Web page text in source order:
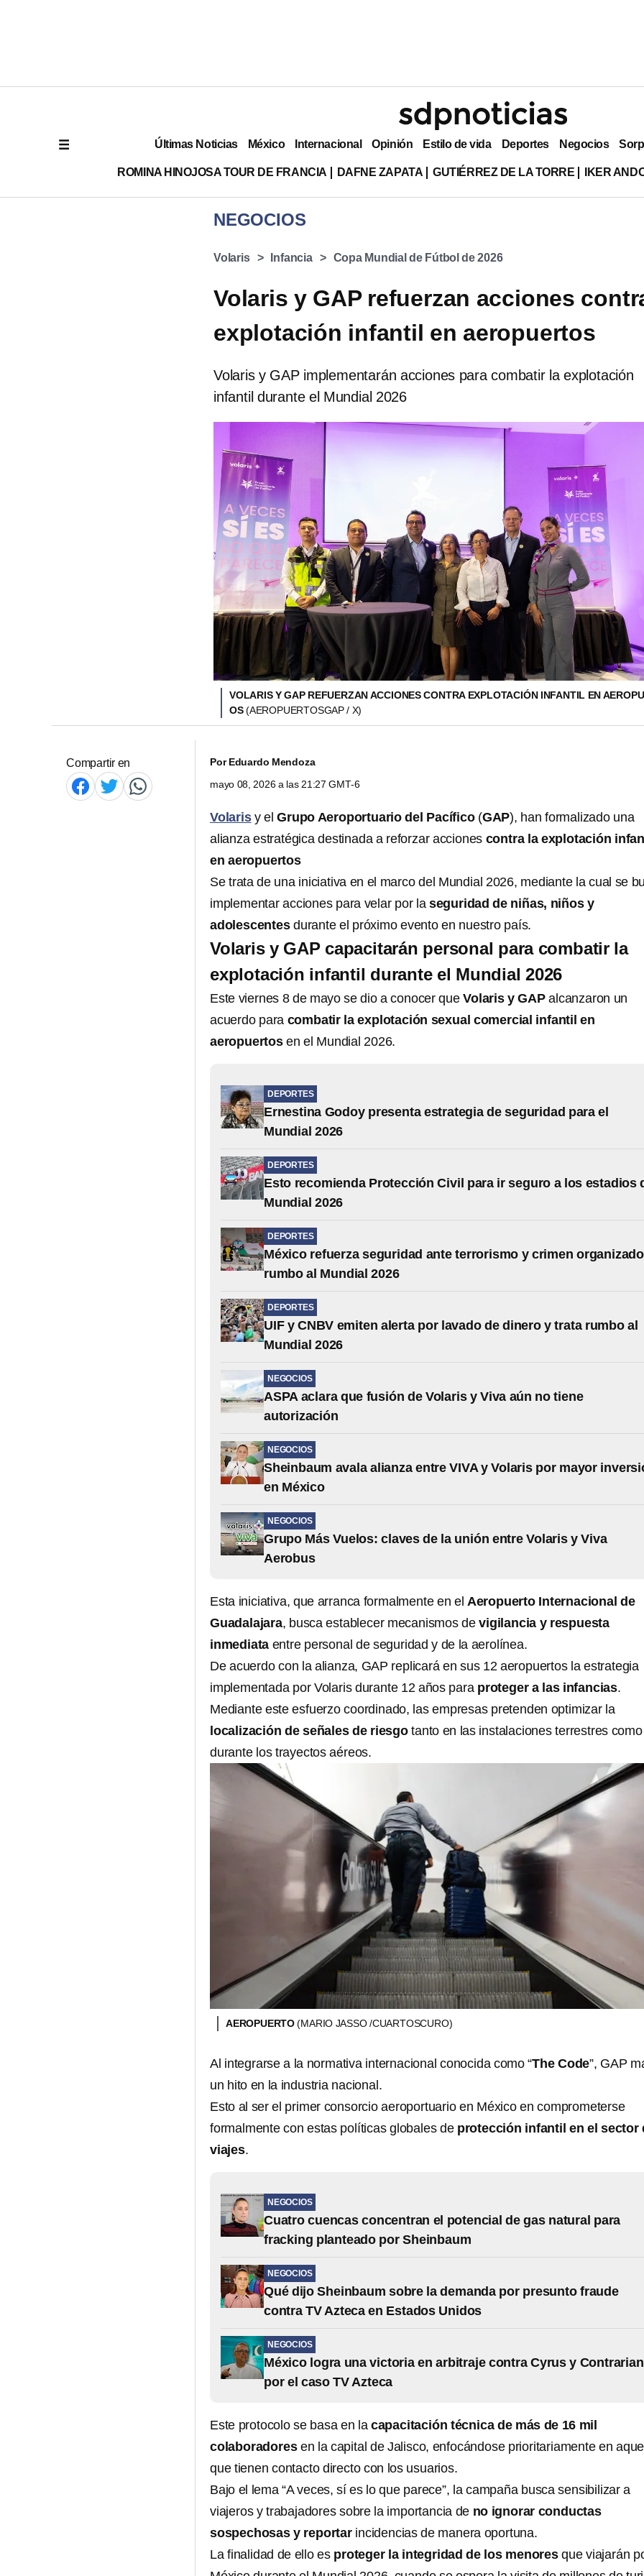
Últimas Noticias México Internacional Opinión Estilo de vida Deportes Negocios
ROMINA HINOJOSA TOUR DE FRANCIA DAFNE ZAPATA GUTIÉRREZ DE LA TORRE IKER
NEGOCIOS
Volaris Infancia Copa Mundial de Fútbol de 2026
Volaris y GAP refuerzan acciones
explotación infantil en aeropuertos
Volaris y GAP implementarán acciones para combatir la explotación
infantil durante el Mundial 2026
VOLARIS Y GAP REFUERZAN ACCIONES CONTRA EXPLOTACIÓN INFANTIL EN
OS(AEROPUERTOSGAP / X)
Compartir en PorEduardo Mendoza
mayo 08, 2026 a las 21:27 GMT-6
Volarisy elGrupo Aeroportuario del Pacífico(GAP), han formalizado una
alianza estratégica destinada a reforzar acciones contra la explotación
en aeropuertos
Se trata de una iniciativa en el marco del Mundial 2026, mediante la cual se
implementar acciones para velar por la seguridad de niñas, niños y
adolescentesdurante el próximo evento en nuestro país.
Volaris y GAP capacitarán personal para combatir la
explotación infantil durante el Mundial 2026
Este viernes 8 de mayo se dio a conocer queVolaris y GAPalcanzaron un
acuerdo para combatir la explotación sexual comercial infantil en
aeropuertosen el Mundial 2026.
DEPORTES
Ernestina Godoy presenta estrategia de seguridad para el
Mundial 2026
DEPORTES
Esto recomienda Protección Civil para ir seguro a los estadios
Mundial 2026
DEPORTES
México refuerza seguridad ante terrorismo y crimen organizado
rumbo al Mundial 2026
DEPORTES
UIF y CNBV emiten alerta por lavado de dinero y trata rumbo al
Mundial 2026
NEGOCIOS
ASPA aclara que fusión de Volaris y Viva aún no tiene
autorización
NEGOCIOS
Sheinbaum avala alianza entre VIVA y Volaris por mayor
en México
NEGOCIOS
Grupo Más Vuelos: claves de la unión entre Volaris y Viva
Aerobus
Esta iniciativa, que arranca formalmente en el Aeropuerto Internacional de
Guadalajara, busca establecer mecanismos devigilancia y respuesta
inmediata entre personal de seguridad y de la aerolínea.
De acuerdo con la alianza, GAP replicará en sus 12 aeropuertos la estrategia
implementada por Volaris durante 12 años para proteger a las infancias.
Mediante este esfuerzo coordinado, las empresas pretenden optimizar la
localización de señales de riesgotanto en las instalaciones terrestres como
durante los trayectos aéreos.
AEROPUERTO(MARIO JASSO /CUARTOSCURO)
Al integrarse a la normativa internacional conocida como “The Code”, GAP
un hito en la industria nacional.
Esto al ser el primer consorcio aeroportuario en México en comprometerse
formalmente con estas políticas globales de protección infantil en el sector
viajes.
NEGOCIOS
Cuatro cuencas concentran el potencial de gas natural para
fracking planteado por Sheinbaum
NEGOCIOS
Qué dijo Sheinbaum sobre la demanda por presunto fraude
contra TV Azteca en Estados Unidos
NEGOCIOS
México logra una victoria en arbitraje contra Cyrus y Contrarian
por el caso TV Azteca
Este protocolo se basa en la capacitación técnica de más de 16 mil
colaboradoresen la capital de Jalisco, enfocándose prioritariamente en
que tienen contacto directo con los usuarios.
Bajo el lema “A veces, sí es lo que parece”, la campaña busca sensibilizar a
viajeros y trabajadores sobre la importancia de no ignorar conductas
sospechosas y reportarincidencias de manera oportuna.
La finalidad de ello es proteger la integridad de los menoresque viajarán